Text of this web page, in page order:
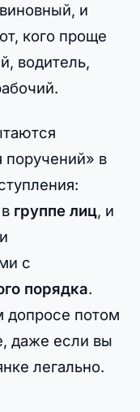
и
кого проще
водитель,
поручений» в
группе лиц, и
с
порядка.
допросе потом
даже если вы
легально.